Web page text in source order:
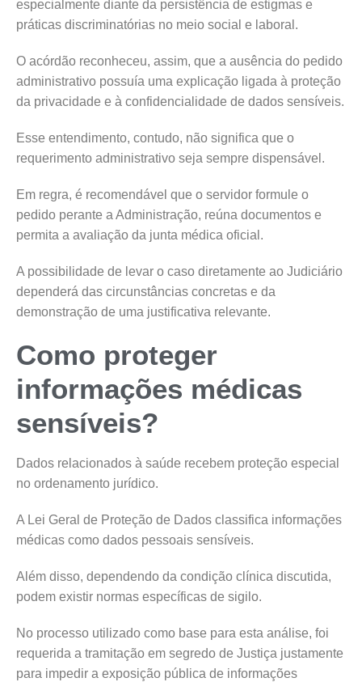
especialmente diante da persistência de estigmas e
práticas discriminatórias no meio social e laboral.
O acórdão reconheceu, assim, que a ausência do pedido
administrativo possuía uma explicação ligada à proteção
da privacidade e à confidencialidade de dados sensíveis.
Esse entendimento, contudo, não significa que o
requerimento administrativo seja sempre dispensável.
Em regra, é recomendável que o servidor formule o
pedido perante a Administração, reúna documentos e
permita a avaliação da junta médica oficial.
A possibilidade de levar o caso diretamente ao Judiciário
dependerá das circunstâncias concretas e da
demonstração de uma justificativa relevante.
Como proteger
informações médicas
sensíveis?
Dados relacionados à saúde recebem proteção especial
no ordenamento jurídico.
A Lei Geral de Proteção de Dados classifica informações
médicas como dados pessoais sensíveis.
Além disso, dependendo da condição clínica discutida,
podem existir normas específicas de sigilo.
No processo utilizado como base para esta análise, foi
requerida a tramitação em segredo de Justiça justamente
para impedir a exposição pública de informações